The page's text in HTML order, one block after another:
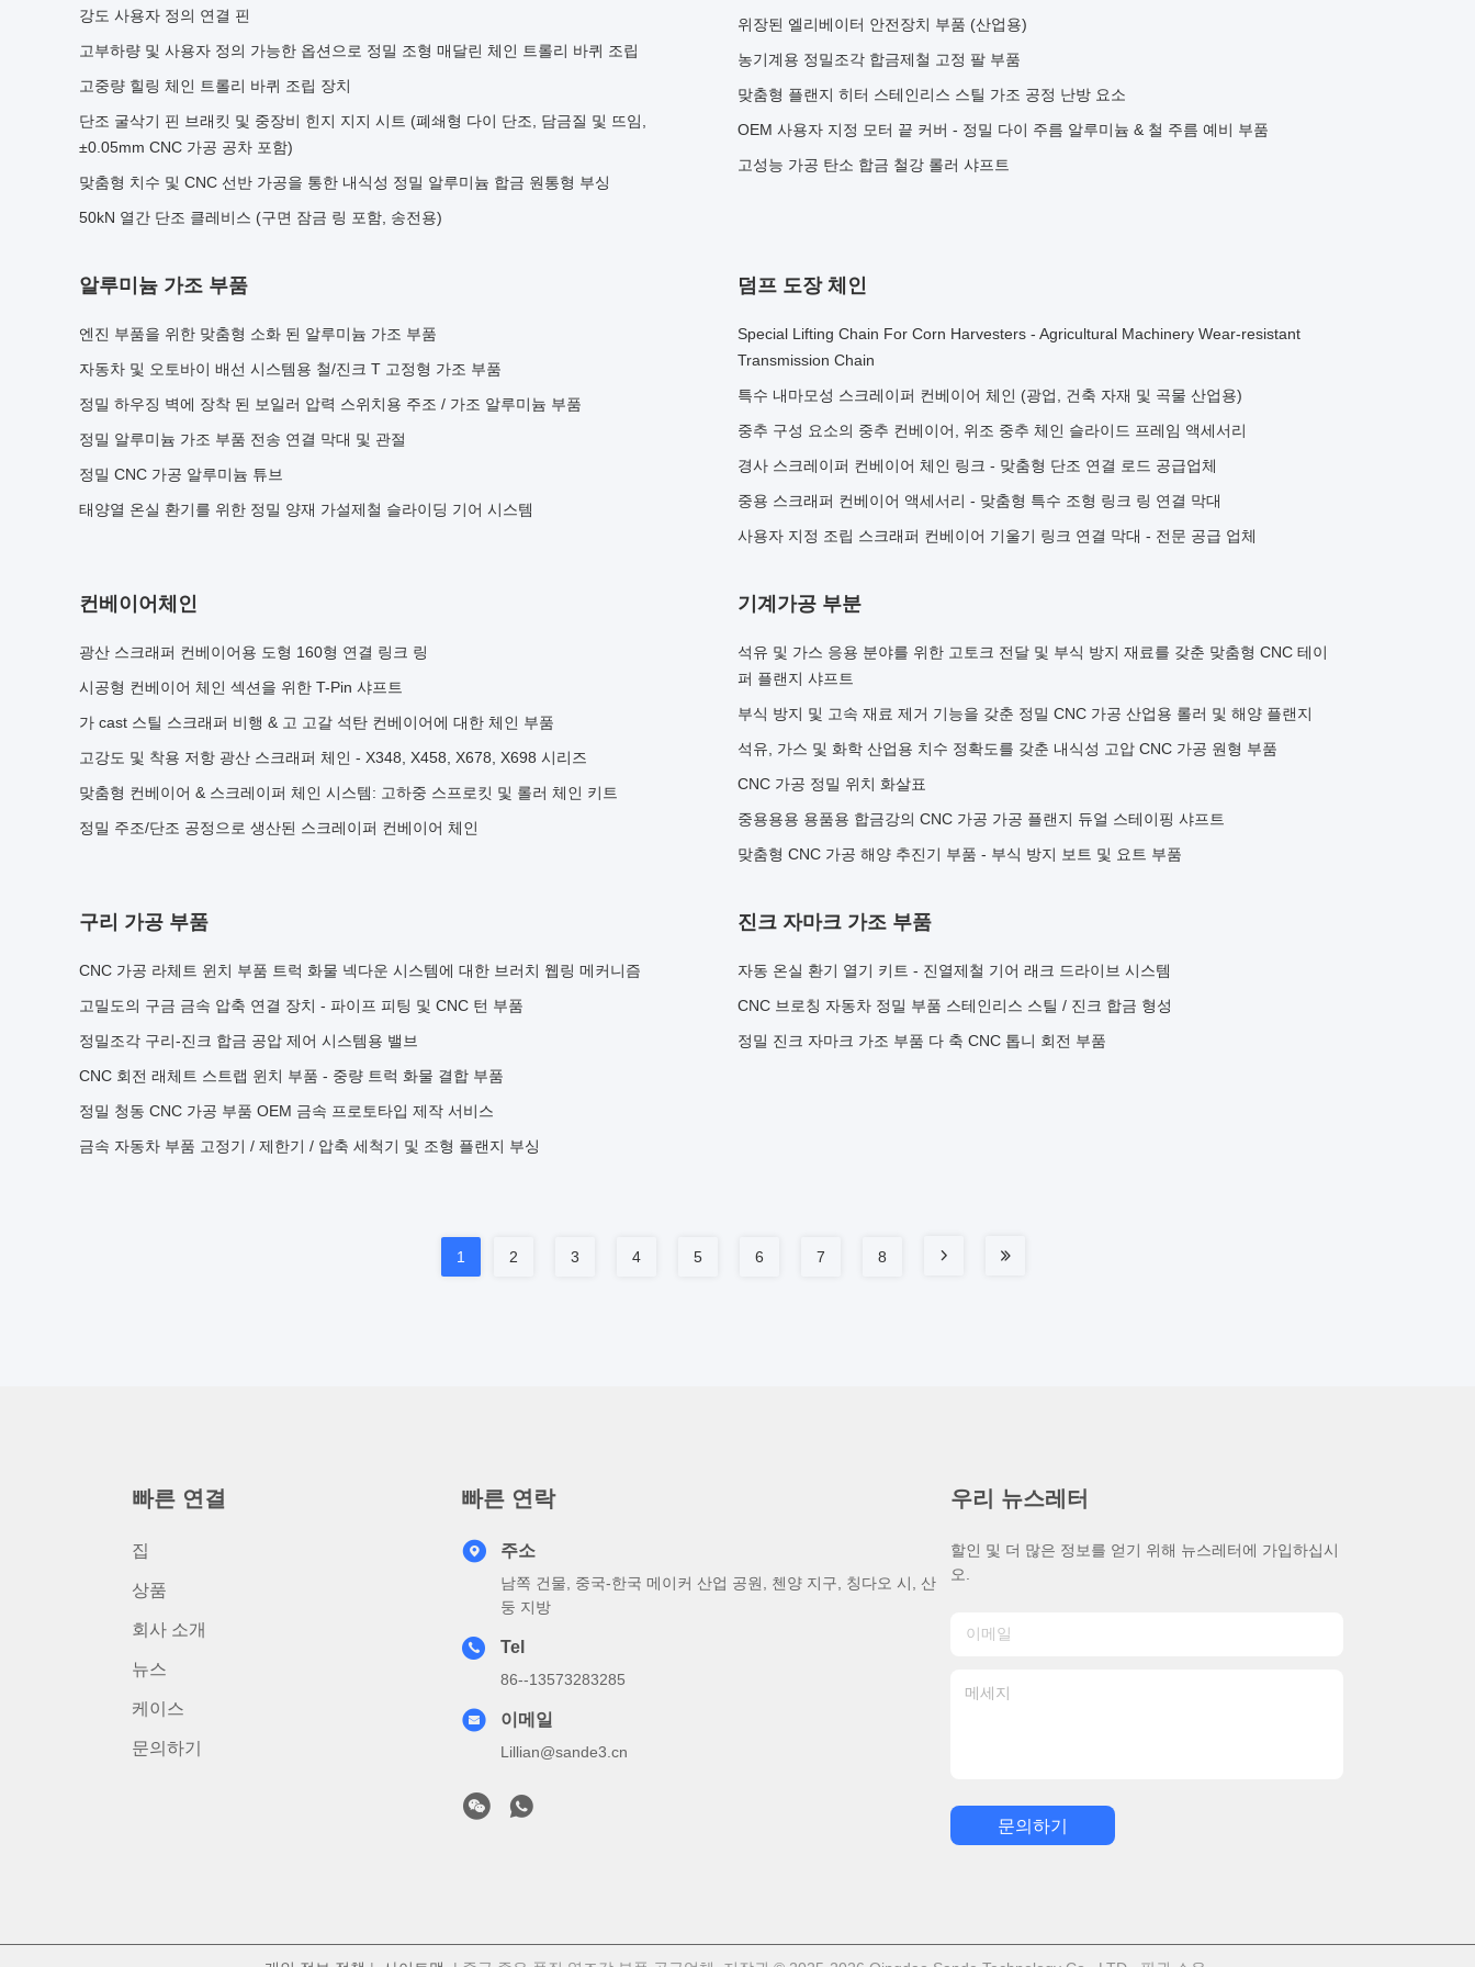
강도 사용자 정의 연결 핀
고부하량 및 사용자 정의 가능한 옵션으로 정밀 조형 매달린 체인 트롤리 바퀴 조립
고중량 힐링 체인 트롤리 바퀴 조립 장치
단조 굴삭기 핀 브래킷 및 중장비 힌지 지지 시트 (폐쇄형 다이 단조, 담금질 및 뜨임,
±0.05mm CNC 가공 공차 포함)
맞춤형 치수 및 CNC 선반 가공을 통한 내식성 정밀 알루미늄 합금 원통형 부싱
50kN 열간 단조 클레비스 (구면 잠금 링 포함, 송전용)
위장된 엘리베이터 안전장치 부품 (산업용)
농기계용 정밀조각 합금제철 고정 팔 부품
맞춤형 플랜지 히터 스테인리스 스틸 가조 공정 난방 요소
OEM 사용자 지정 모터 끝 커버 - 정밀 다이 주름 알루미늄 & 철 주름 예비 부품
고성능 가공 탄소 합금 철강 롤러 샤프트
알루미늄 가조 부품
엔진 부품을 위한 맞춤형 소화 된 알루미늄 가조 부품
자동차 및 오토바이 배선 시스템용 철/진크 T 고정형 가조 부품
정밀 하우징 벽에 장착 된 보일러 압력 스위치용 주조 / 가조 알루미늄 부품
정밀 알루미늄 가조 부품 전송 연결 막대 및 관절
정밀 CNC 가공 알루미늄 튜브
태양열 온실 환기를 위한 정밀 양재 가설제철 슬라이딩 기어 시스템
덤프 도장 체인
Special Lifting Chain For Corn Harvesters - Agricultural Machinery Wear-resistant
Transmission Chain
특수 내마모성 스크레이퍼 컨베이어 체인 (광업, 건축 자재 및 곡물 산업용)
중추 구성 요소의 중추 컨베이어, 위조 중추 체인 슬라이드 프레임 액세서리
경사 스크레이퍼 컨베이어 체인 링크 - 맞춤형 단조 연결 로드 공급업체
중용 스크래퍼 컨베이어 액세서리 - 맞춤형 특수 조형 링크 링 연결 막대
사용자 지정 조립 스크래퍼 컨베이어 기울기 링크 연결 막대 - 전문 공급 업체
컨베이어체인
광산 스크래퍼 컨베이어용 도형 160형 연결 링크 링
시공형 컨베이어 체인 섹션을 위한 T-Pin 샤프트
가 cast 스틸 스크래퍼 비행 & 고 고갈 석탄 컨베이어에 대한 체인 부품
고강도 및 착용 저항 광산 스크래퍼 체인 - X348, X458, X678, X698 시리즈
맞춤형 컨베이어 & 스크레이퍼 체인 시스템: 고하중 스프로킷 및 롤러 체인 키트
정밀 주조/단조 공정으로 생산된 스크레이퍼 컨베이어 체인
기계가공 부분
석유 및 가스 응용 분야를 위한 고토크 전달 및 부식 방지 재료를 갖춘 맞춤형 CNC 테이
퍼 플랜지 샤프트
부식 방지 및 고속 재료 제거 기능을 갖춘 정밀 CNC 가공 산업용 롤러 및 해양 플랜지
석유, 가스 및 화학 산업용 치수 정확도를 갖춘 내식성 고압 CNC 가공 원형 부품
CNC 가공 정밀 위치 화살표
중용용용 용품용 합금강의 CNC 가공 가공 플랜지 듀얼 스테이핑 샤프트
맞춤형 CNC 가공 해양 추진기 부품 - 부식 방지 보트 및 요트 부품
구리 가공 부품
CNC 가공 라체트 윈치 부품 트럭 화물 넥다운 시스템에 대한 브러치 웹링 메커니즘
고밀도의 구금 금속 압축 연결 장치 - 파이프 피팅 및 CNC 턴 부품
정밀조각 구리-진크 합금 공압 제어 시스템용 밸브
CNC 회전 래체트 스트랩 윈치 부품 - 중량 트럭 화물 결합 부품
정밀 청동 CNC 가공 부품 OEM 금속 프로토타입 제작 서비스
금속 자동차 부품 고정기 / 제한기 / 압축 세척기 및 조형 플랜지 부싱
진크 자마크 가조 부품
자동 온실 환기 열기 키트 - 진열제철 기어 래크 드라이브 시스템
CNC 브로칭 자동차 정밀 부품 스테인리스 스틸 / 진크 합금 형성
정밀 진크 자마크 가조 부품 다 축 CNC 톱니 회전 부품
1 2 3 4 5 6 7 8
빠른 연결
집
상품
회사 소개
뉴스
케이스
문의하기
빠른 연락
주소
남쪽 건물, 중국-한국 메이커 산업 공원, 첸양 지구, 칭다오 시, 산
둥 지방
Tel
86--13573283285
이메일
Lillian@sande3.cn
우리 뉴스레터
할인 및 더 많은 정보를 얻기 위해 뉴스레터에 가입하십시
오.
문의하기